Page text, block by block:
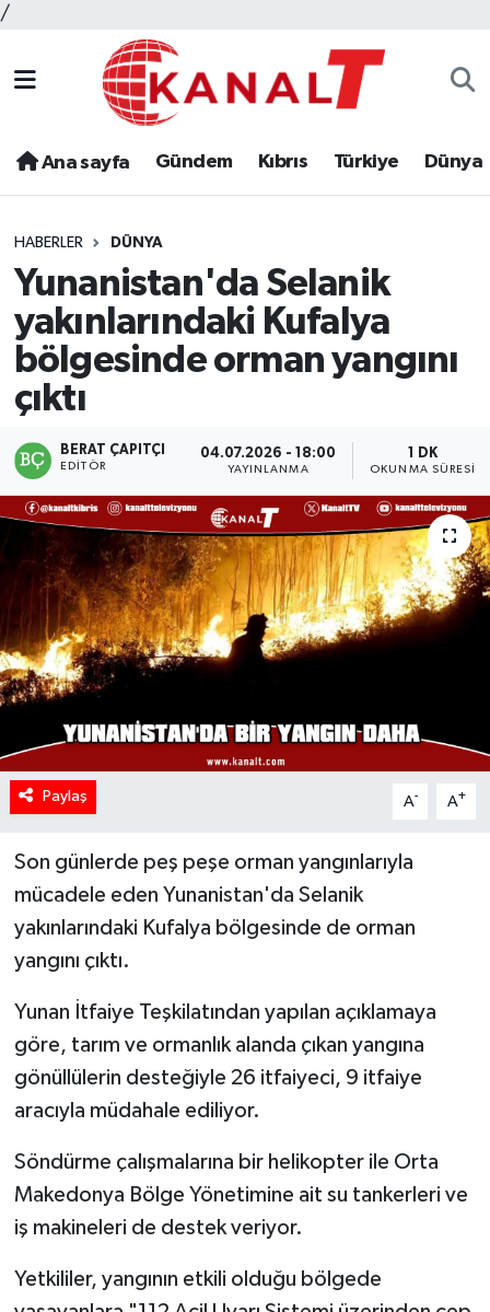
/
Ana sayfa Gündem Kıbrıs Türkiye Dünya
HABERLER DÜNYA
Yunanistan'da Selanik
yakınlarındaki Kufalya
bölgesinde orman yangını
çıktı
BERAT ÇAPITÇI
EDITÖR
04.07.2026 - 18:00
YAYINLANMA
1 DK
OKUNMA SÜRESI
Paylaş A- A+
Son günlerde peş peşe orman yangınlarıyla
mücadele eden Yunanistan'da Selanik
yakınlarındaki Kufalya bölgesinde de orman
yangını çıktı.
Yunan İtfaiye Teşkilatından yapılan açıklamaya
göre, tarım ve ormanlık alanda çıkan yangına
gönüllülerin desteğiyle 26 itfaiyeci, 9 itfaiye
aracıyla müdahale ediliyor.
Söndürme çalışmalarına bir helikopter ile Orta
Makedonya Bölge Yönetimine ait su tankerleri ve
iş makineleri de destek veriyor.
Yetkililer, yangının etkili olduğu bölgede